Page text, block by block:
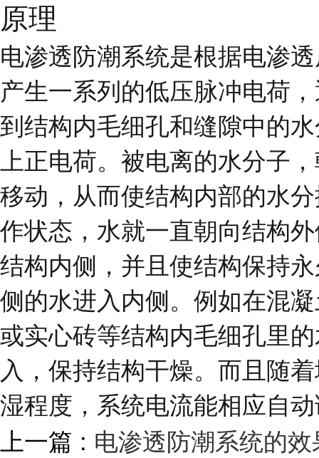
原理
电渗透防潮系统是根据电渗
产生一系列的低压脉冲电荷
到结构内毛细孔和缝隙中的
上正电荷。被电离的水分子
移动，从而使结构内部的水
作状态，水就一直朝向结构
结构内侧，并且使结构保持
侧的水进入内侧。例如在混
或实心砖等结构内毛细孔里
入，保持结构干燥。而且随
湿程度，系统电流能相应自
上一篇 : 电渗透防潮系统的